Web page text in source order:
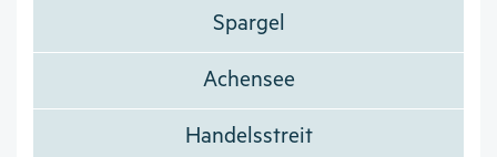
Spargel
Achensee
Handelsstreit